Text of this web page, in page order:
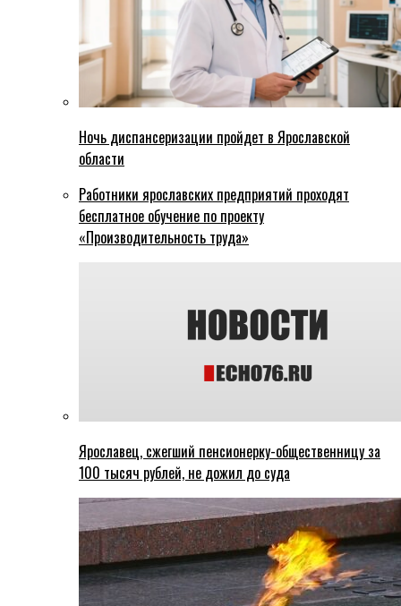
Ночь диспансеризации пройдет в Ярославской
области
Работники ярославских предприятий проходят
бесплатное обучение по проекту
«Производительность труда»
Ярославец, сжегший пенсионерку-общественницу за
100 тысяч рублей, не дожил до суда